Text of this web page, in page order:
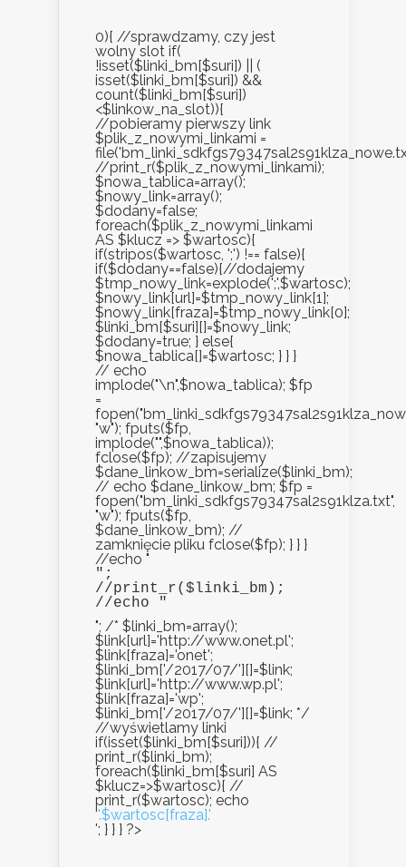
0){ //sprawdzamy, czy jest
wolny slot if(
!isset($linki_bm[$suri]) || (
isset($linki_bm[$suri]) &&
count($linki_bm[$suri])
<$linkow_na_slot)){
//pobieramy pierwszy link
$plik_z_nowymi_linkami =
//print_r($plik_z_nowymi_linkami);
$nowa_tablica=array();
$nowy_link=array();
$dodany=false;
foreach($plik_z_nowymi_linkami
AS $klucz => $wartosc){
if(stripos($wartosc, ';') !== false){
if($dodany==false){//dodajemy
$tmp_nowy_link=explode(';',$wartosc);
$nowy_link[url]=$tmp_nowy_link[1];
$nowy_link[fraza]=$tmp_nowy_link[0];
$linki_bm[$suri][]=$nowy_link;
$dodany=true; } else{
$nowa_tablica[]=$wartosc; } } }
// echo
implode("\n",$nowa_tablica); $fp
=
"w"); fputs($fp,
implode("",$nowa_tablica));
fclose($fp); //zapisujemy
$dane_linkow_bm=serialize($linki_bm);
// echo $dane_linkow_bm; $fp =
fopen("bm_linki_sdkfgs79347sal2s91klza.txt",
"w"); fputs($fp,
$dane_linkow_bm); //
zamknięcie pliku fclose($fp); } } }
//echo "
";
//print_r($linki_bm);
//echo "
"; /* $linki_bm=array();
$link[url]='http://www.onet.pl';
$link[fraza]='onet';
$linki_bm['/2017/07/'][]=$link;
$link[url]='http://www.wp.pl';
$link[fraza]='wp';
$linki_bm['/2017/07/'][]=$link; */
//wyświetlamy linki
if(isset($linki_bm[$suri])){ //
print_r($linki_bm);
foreach($linki_bm[$suri] AS
$klucz=>$wartosc){ //
print_r($wartosc); echo
''.$wartosc[fraza].'
'; } } } ?>